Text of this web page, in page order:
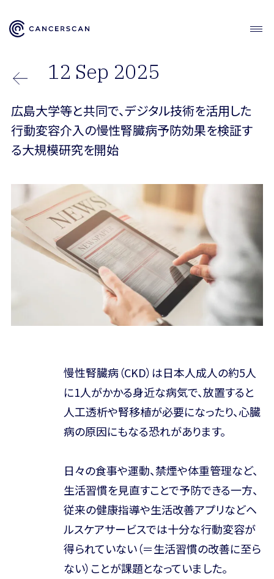
12 Sep 2025
広島大学等と共同で、デジタル技術を活用した
行動変容介入の慢性腎臓病予防効果を検証す
る大規模研究を開始
慢性腎臓病（CKD）は日本人成人の約5人
に1人がかかる身近な病気で、放置すると
人工透析や腎移植が必要になったり、心臓
病の原因にもなる恐れがあります。
日々の食事や運動、禁煙や体重管理など、
生活習慣を見直すことで予防できる一方、
従来の健康指導や生活改善アプリなどヘ
ルスケアサービスでは十分な行動変容が
得られていない（＝生活習慣の改善に至ら
ない）ことが課題となっていました。